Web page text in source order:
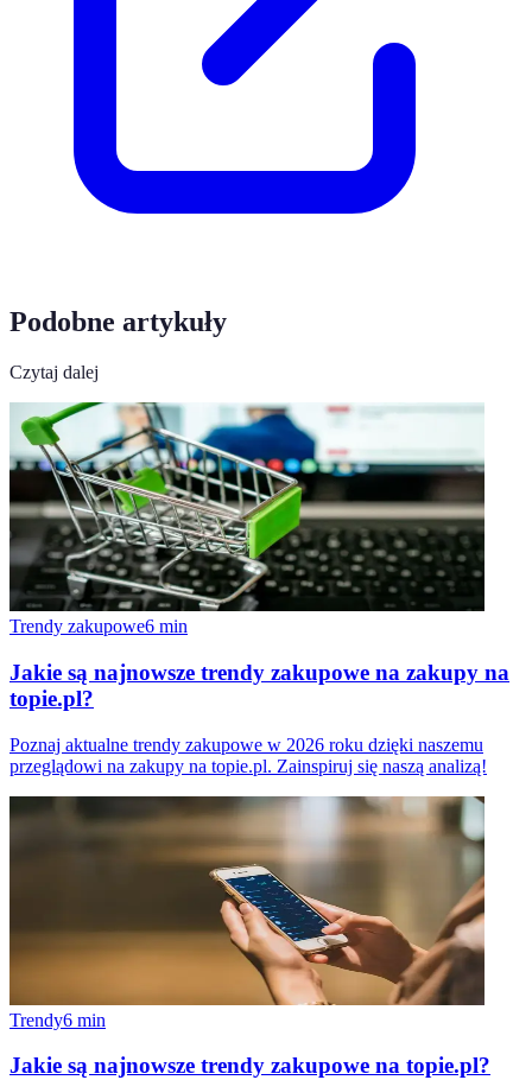
Podobne artykuły
Czytaj dalej
Trendy zakupowe6 min
Jakie są najnowsze trendy zakupowe na zakupy na
topie.pl?
Poznaj aktualne trendy zakupowe w 2026 roku dzięki naszemu
przeglądowi na zakupy na topie.pl. Zainspiruj się naszą analizą!
Trendy6 min
Jakie są najnowsze trendy zakupowe na topie.pl?